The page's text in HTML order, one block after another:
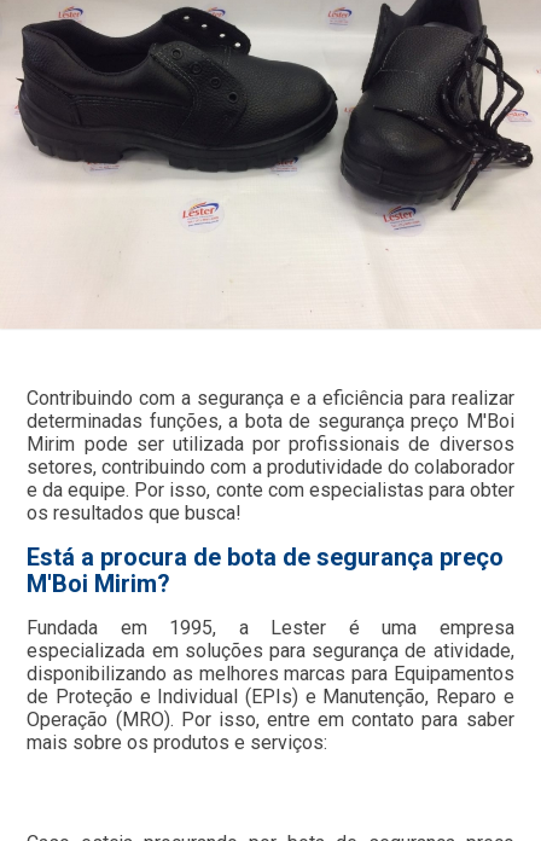
Contribuindo com a segurança e a eficiência para realizar
determinadas funções, a bota de segurança preço M'Boi
Mirim pode ser utilizada por profissionais de diversos
setores, contribuindo com a produtividade do colaborador
e da equipe. Por isso, conte com especialistas para obter
os resultados que busca!
Está a procura de bota de segurança preço
M'Boi Mirim?
Fundada em 1995, a Lester é uma empresa
especializada em soluções para segurança de atividade,
disponibilizando as melhores marcas para Equipamentos
de Proteção e Individual (EPIs) e Manutenção, Reparo e
Operação (MRO). Por isso, entre em contato para saber
mais sobre os produtos e serviços: